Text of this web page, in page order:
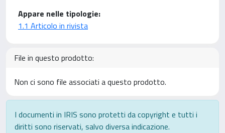
Appare nelle tipologie:
1.1 Articolo in rivista
File in questo prodotto:
Non ci sono file associati a questo prodotto.
I documenti in IRIS sono protetti da copyright e tutti i
diritti sono riservati, salvo diversa indicazione.